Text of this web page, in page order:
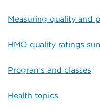
Measuring quality and
HMO quality ratings
Programs and classes
Health topics